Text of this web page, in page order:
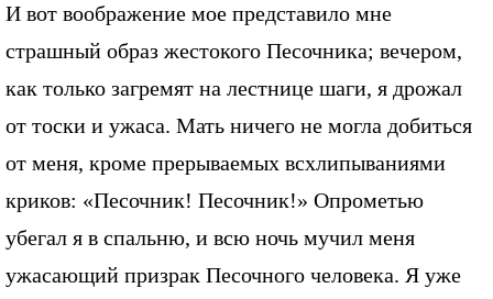
И вот воображение мое представило мне
страшный образ жестокого Песочника; вечером,
как только загремят на лестнице шаги, я дрожал
от тоски и ужаса. Мать ничего не могла добиться
от меня, кроме прерываемых всхлипываниями
криков: «Песочник! Песочник!» Опрометью
убегал я в спальню, и всю ночь мучил меня
ужасающий призрак Песочного человека. Я уже